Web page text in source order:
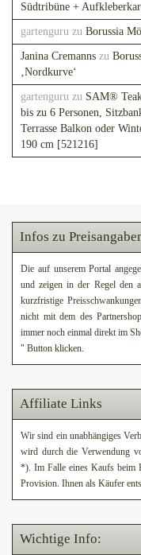
Südtribüne +
gartenguru zu Borussia
Janina Cremanns zu
‚Nordkurve‘
gartenguru zu SAM®
bis zu 6 Personen,
Terrasse Balkon oder
190 cm [521216]
Infos zu
Die auf unserem Portal
und zeigen in der Regel den
kurzfristige
nicht mit dem des
immer noch einmal direkt im
" Button klicken.
Affiliate Links
Wir sind ein unabhängiges
wird durch die Verwendung
*). Im Falle eines Kaufs beim
Provision. Ihnen als Käufer
Wichtige Info: